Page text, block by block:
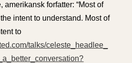
amerikansk forfatter: “Most of
intent to understand. Most of
to
talks/celeste_headlee_